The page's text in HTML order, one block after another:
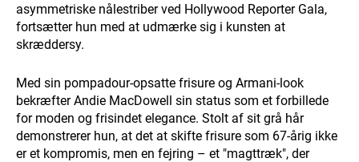
asymmetriske nålestriber ved Hollywood Reporter Gala,
fortsætter hun med at udmærke sig i kunsten at
skræddersy.
Med sin pompadour-opsatte frisure og Armani-look
bekræfter Andie MacDowell sin status som et forbillede
for moden og frisindet elegance. Stolt af sit grå hår
demonstrerer hun, at det at skifte frisure som 67-årig ikke
er et kompromis, men en fejring – et "magttræk", der